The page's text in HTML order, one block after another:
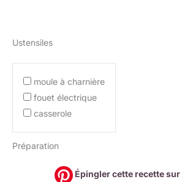
Ustensiles
moule à charnière
fouet électrique
casserole
Préparation
Épingler cette recette